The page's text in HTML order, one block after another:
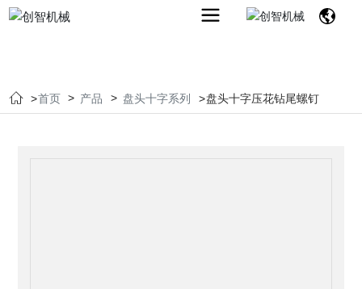
首页 产品 盘头十字系列 盘头十字压花钻尾螺钉